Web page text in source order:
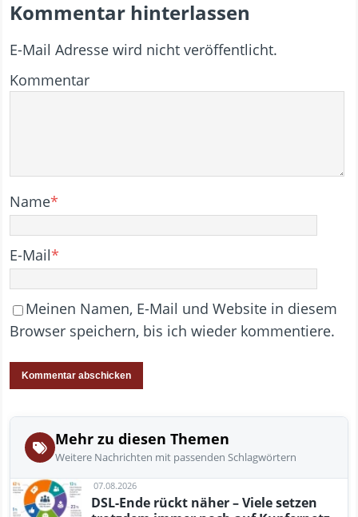
Kommentar hinterlassen
E-Mail Adresse wird nicht veröffentlicht.
Kommentar
Name*
E-Mail*
Meinen Namen, E-Mail und Website in diesem
Browser speichern, bis ich wieder kommentiere.
Mehr zu diesen Themen
Weitere Nachrichten mit passenden Schlagwörtern
07.08.2026
DSL-Ende rückt näher – Viele setzen